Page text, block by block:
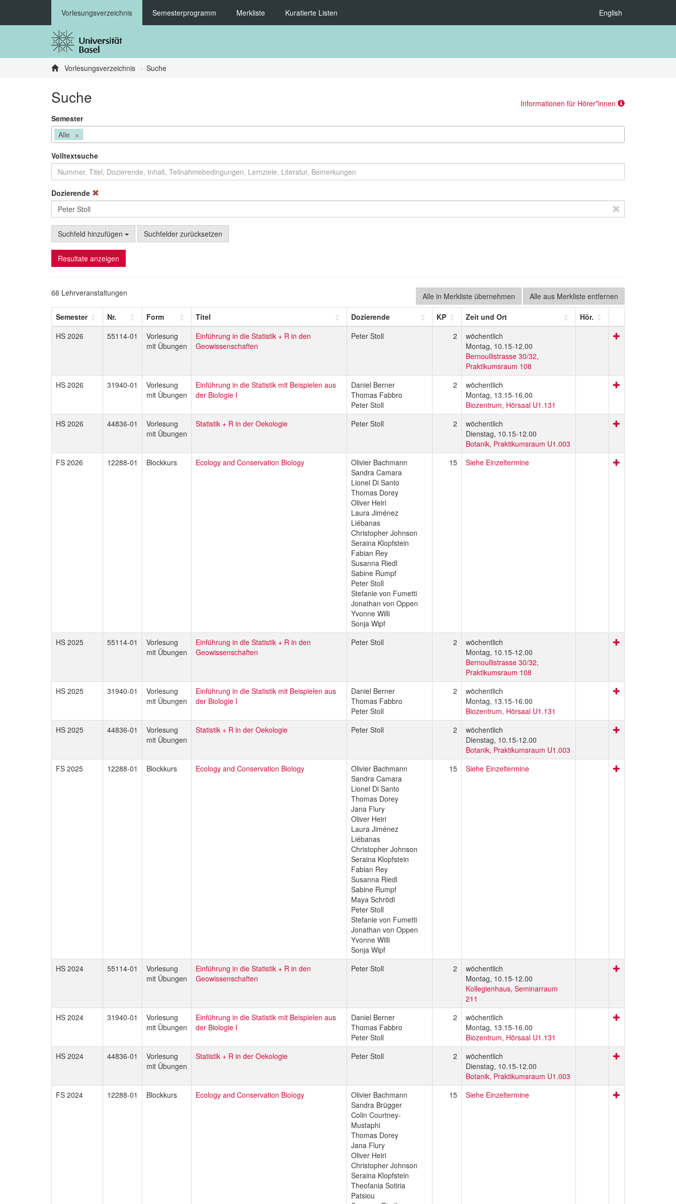
Vorlesungsverzeichnis Semesterprogramm Merkliste Kuratierte Listen English
Vorlesungsverzeichnis Suche
Suche
Informationen für Hörer*innen
Semester
×
Alle
Volltextsuche
Dozierende
Suchfeld hinzufügen Suchfelder zurücksetzen
Resultate anzeigen
Alle aus Merkliste entfernen
Alle in Merkliste übernehmen
66 Lehrveranstaltungen
Semester Nr. Form Titel Dozierende KP Zeit und Ort
Hör.
HS 2026
55114-01
Vorlesung
mit Übungen
Einführung in die Statistik + R in den
Geowissenschaften
Peter Stoll 2
wöchentlich
Montag, 10.15-12.00
Bernoullistrasse 30/32,
Praktikumsraum 108
HS 2026
31940-01
Vorlesung
mit Übungen
Einführung in die Statistik mit Beispielen aus
der Biologie I
Daniel Berner
Thomas Fabbro
Peter Stoll
2
wöchentlich
Montag, 13.15-16.00
Biozentrum, Hörsaal U1.131
HS 2026
44836-01
Vorlesung
mit Übungen
Statistik + R in der Oekologie Peter Stoll 2
wöchentlich
Dienstag, 10.15-12.00
Botanik, Praktikumsraum U1.003
FS 2026
12288-01 Blockkurs Ecology and Conservation Biology
Olivier Bachmann
Sandra Camara
Lionel Di Santo
Thomas Dorey
Oliver Heiri
Laura Jiménez
Liébanas
Christopher Johnson
Seraina Klopfstein
Fabian Rey
Susanna Riedl
Sabine Rumpf
Peter Stoll
Stefanie von Fumetti
Jonathan von Oppen
Yvonne Willi
Sonja Wipf
15 Siehe Einzeltermine
HS 2025 55114-01
Vorlesung
mit Übungen
Einführung in die Statistik + R in den
Geowissenschaften
Peter Stoll 2
wöchentlich
Montag, 10.15-12.00
Bernoullistrasse 30/32,
Praktikumsraum 108
HS 2025
31940-01
Vorlesung
mit Übungen
Einführung in die Statistik mit Beispielen aus
der Biologie I
Daniel Berner
Thomas Fabbro
Peter Stoll
2
wöchentlich
Montag, 13.15-16.00
Biozentrum, Hörsaal U1.131
HS 2025
44836-01
Vorlesung
mit Übungen
Statistik + R in der Oekologie Peter Stoll 2
wöchentlich
Dienstag, 10.15-12.00
Botanik, Praktikumsraum U1.003
FS 2025
12288-01 Blockkurs Ecology and Conservation Biology
Olivier Bachmann
Sandra Camara
Lionel Di Santo
Thomas Dorey
Jana Flury
Oliver Heiri
Laura Jiménez
Liébanas
Christopher Johnson
Seraina Klopfstein
Fabian Rey
Susanna Riedl
Sabine Rumpf
Maya Schrödl
Peter Stoll
Stefanie von Fumetti
Jonathan von Oppen
Yvonne Willi
Sonja Wipf
15 Siehe Einzeltermine
HS 2024 55114-01
Vorlesung
mit Übungen
Einführung in die Statistik + R in den
Geowissenschaften
Peter Stoll 2
wöchentlich
Montag, 10.15-12.00
Kollegienhaus, Seminarraum
211
HS 2024
31940-01
Vorlesung
mit Übungen
Einführung in die Statistik mit Beispielen aus
der Biologie I
Daniel Berner
Thomas Fabbro
Peter Stoll
2
wöchentlich
Montag, 13.15-16.00
Biozentrum, Hörsaal U1.131
HS 2024
44836-01
Vorlesung
mit Übungen
Statistik + R in der Oekologie Peter Stoll 2
wöchentlich
Dienstag, 10.15-12.00
Botanik, Praktikumsraum U1.003
FS 2024
12288-01 Blockkurs Ecology and Conservation Biology
Olivier Bachmann
Sandra Brügger
Colin Courtney-
Mustaphi
Thomas Dorey
Jana Flury
Oliver Heiri
Christopher Johnson
Seraina Klopfstein
Theofania Sotiria
Patsiou
15 Siehe Einzeltermine